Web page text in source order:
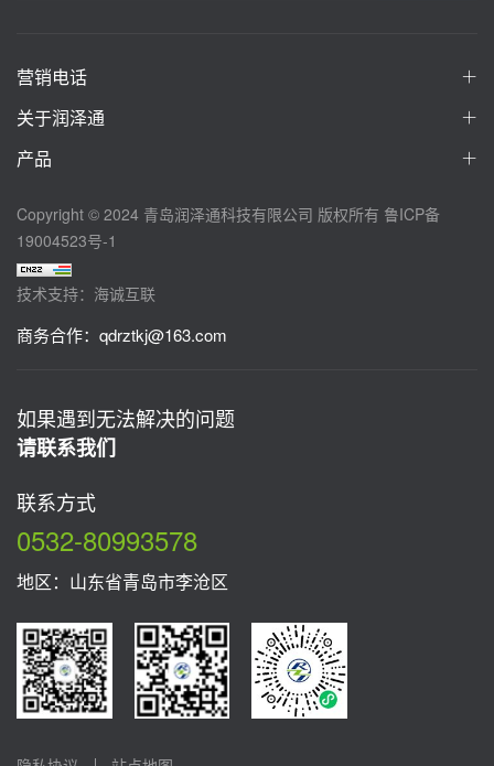
营销电话
关于润泽通
产品
Copyright © 2024 青岛润泽通科技有限公司 版权所有 鲁ICP备
19004523号-1
技术支持：海诚互联
商务合作： qdrztkj@163.com
如果遇到无法解决的问题
请联系我们
联系方式
0532-80993578
地区：山东省青岛市李沧区